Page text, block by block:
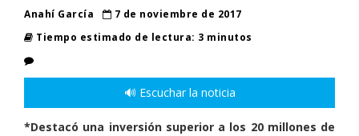
Anahí García
7 de noviembre de 2017
Tiempo estimado de lectura: 3 minutos
🔊 Escuchar la noticia
*Destacó una inversión superior a los 20 millones de